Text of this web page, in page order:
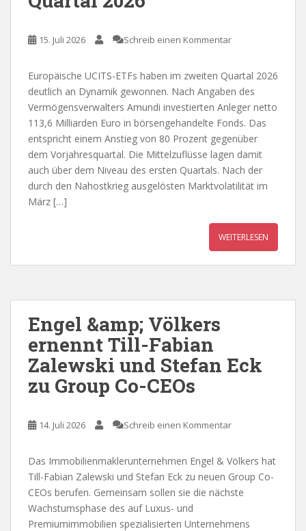
15. Juli 2026 Schreib einen Kommentar
Europäische UCITS-ETFs haben im zweiten Quartal 2026
deutlich an Dynamik gewonnen. Nach Angaben des
Vermögensverwalters Amundi investierten Anleger netto
113,6 Milliarden Euro in börsengehandelte Fonds. Das
entspricht einem Anstieg von 80 Prozent gegenüber
dem Vorjahresquartal. Die Mittelzuflüsse lagen damit
auch über dem Niveau des ersten Quartals. Nach der
durch den Nahostkrieg ausgelösten Marktvolatilität im
März […]
WEITERLESEN
Engel &amp; Völkers
ernennt Till-Fabian
Zalewski und Stefan Eck
zu Group Co-CEOs
14. Juli 2026 Schreib einen Kommentar
Das Immobilienmaklerunternehmen Engel & Völkers hat
Till-Fabian Zalewski und Stefan Eck zu neuen Group Co-
CEOs berufen. Gemeinsam sollen sie die nächste
Wachstumsphase des auf Luxus- und
Premiumimmobilien spezialisierten Unternehmens